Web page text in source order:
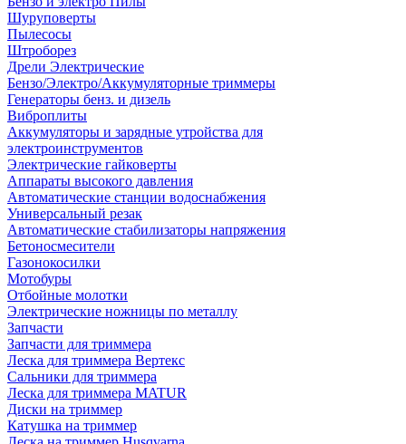
Шуруповерты
Пылесосы
Штроборез
Дрели Электрические
Бензо/Электро/Аккумуляторные триммеры
Генераторы бенз. и дизель
Виброплиты
Аккумуляторы и зарядные утройства для
электроинструментов
Электрические гайковерты
Аппараты высокого давления
Автоматические станции водоснабжения
Универсальный резак
Автоматические стабилизаторы напряжения
Бетоносмесители
Газонокосилки
Мотобуры
Отбойные молотки
Электрические ножницы по металлу
Запчасти
Запчасти для триммера
Леска для триммера Вертекс
Сальники для триммера
Леска для триммера MATUR
Диски на триммер
Катушка на триммер